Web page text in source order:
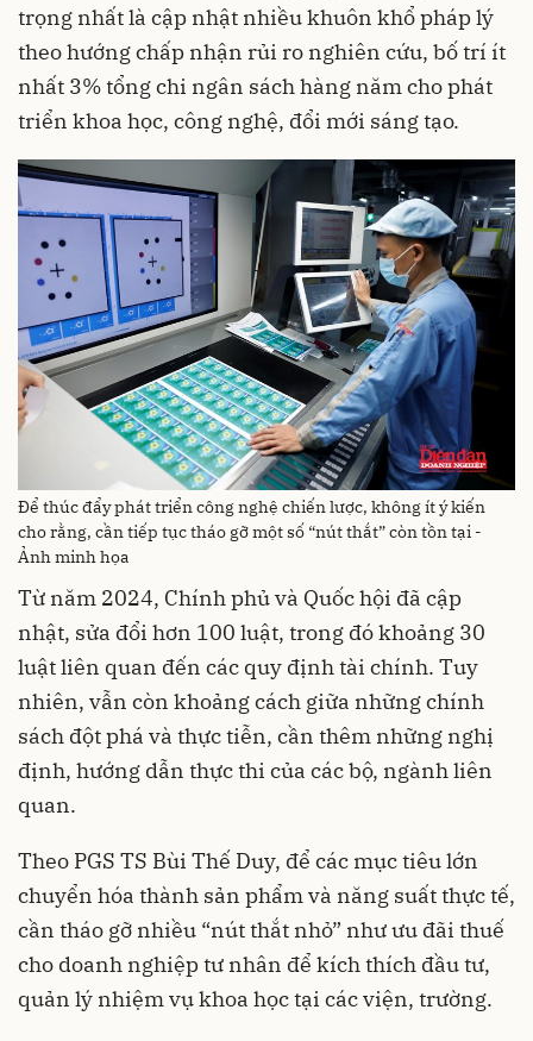
trọng nhất là cập nhật nhiều khuôn khổ pháp lý
theo hướng chấp nhận rủi ro nghiên cứu, bố trí ít
nhất 3% tổng chi ngân sách hàng năm cho phát
triển khoa học, công nghệ, đổi mới sáng tạo.
Để thúc đẩy phát triển công nghệ chiến lược, không ít ý kiến
cho rằng, cần tiếp tục tháo gỡ một số “nút thắt” còn tồn tại -
Ảnh minh họa
Từ năm 2024, Chính phủ và Quốc hội đã cập
nhật, sửa đổi hơn 100 luật, trong đó khoảng 30
luật liên quan đến các quy định tài chính. Tuy
nhiên, vẫn còn khoảng cách giữa những chính
sách đột phá và thực tiễn, cần thêm những nghị
định, hướng dẫn thực thi của các bộ, ngành liên
quan.
Theo PGS TS Bùi Thế Duy, để các mục tiêu lớn
chuyển hóa thành sản phẩm và năng suất thực tế,
cần tháo gỡ nhiều “nút thắt nhỏ” như ưu đãi thuế
cho doanh nghiệp tư nhân để kích thích đầu tư,
quản lý nhiệm vụ khoa học tại các viện, trường.